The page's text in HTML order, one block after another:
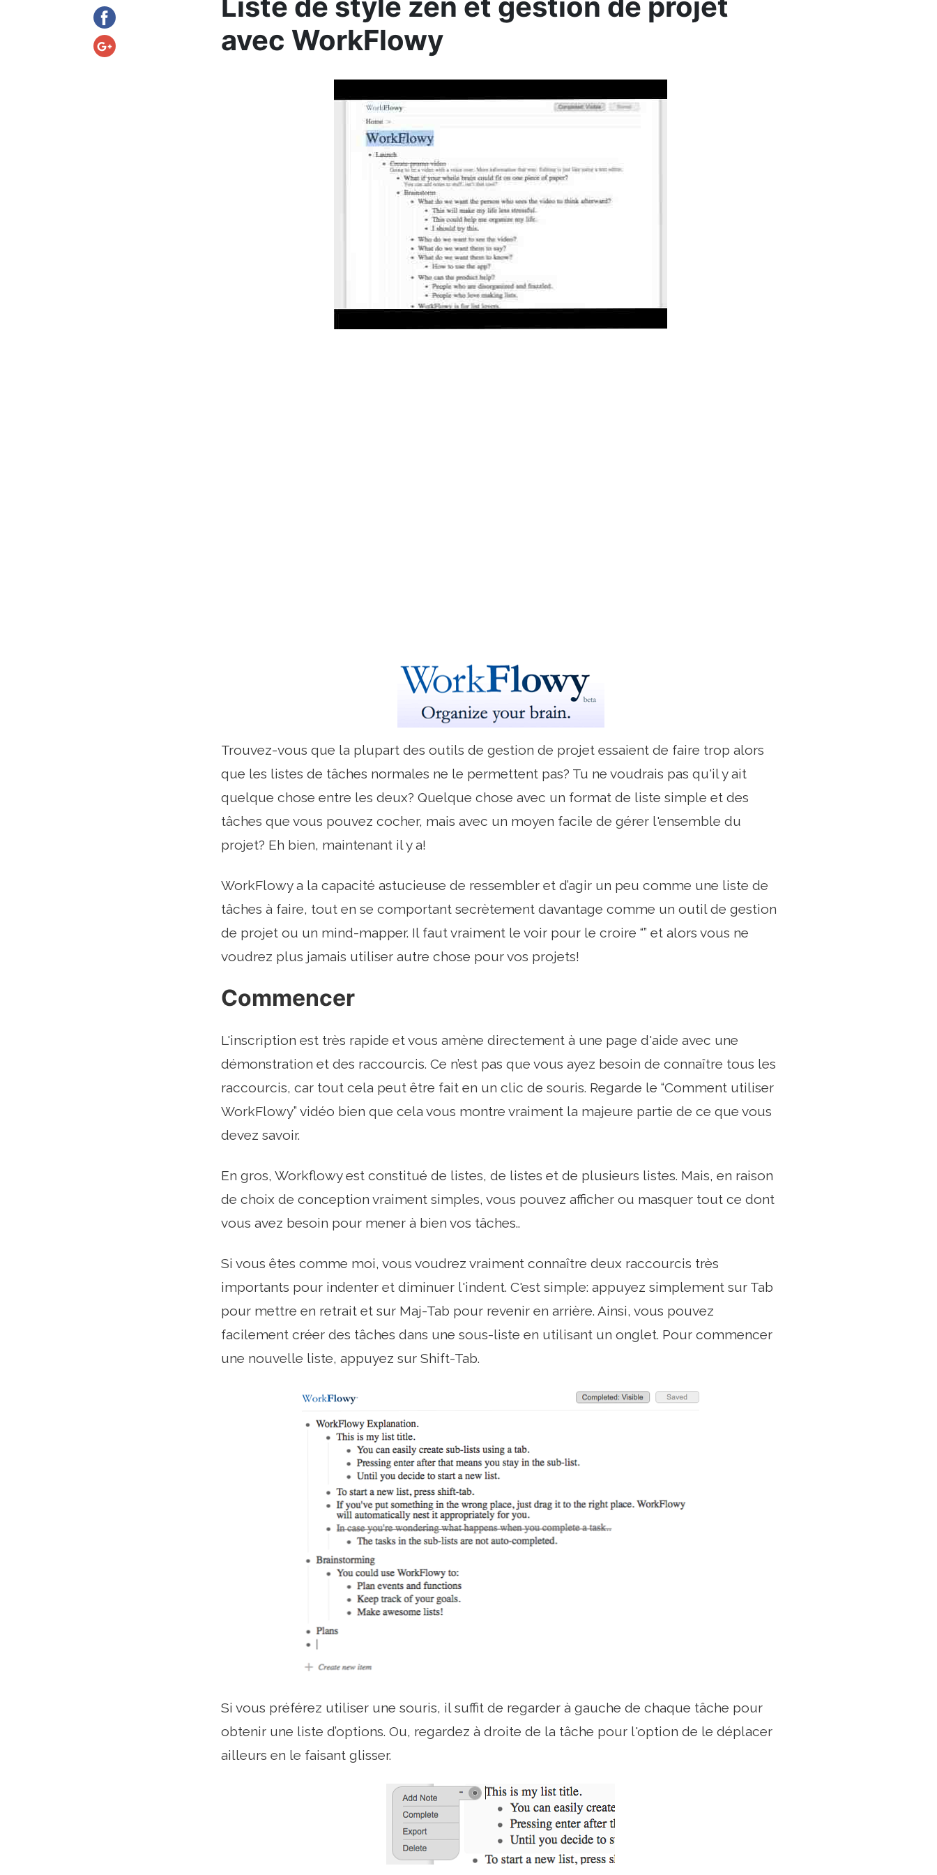
avec WorkFlowy
Trouvez-vous que la plupart des outils de gestion de projet essaient de faire trop alors
que les listes de tâches normales ne le permettent pas? Tu ne voudrais pas qu'il y ait
quelque chose entre les deux? Quelque chose avec un format de liste simple et des
tâches que vous pouvez cocher, mais avec un moyen facile de gérer l'ensemble du
projet? Eh bien, maintenant il y a!
WorkFlowy a la capacité astucieuse de ressembler et d’agir un peu comme une liste de
tâches à faire, tout en se comportant secrètement davantage comme un outil de gestion
de projet ou un mind-mapper. Il faut vraiment le voir pour le croire “” et alors vous ne
voudrez plus jamais utiliser autre chose pour vos projets!
Commencer
L'inscription est très rapide et vous amène directement à une page d'aide avec une
démonstration et des raccourcis. Ce n’est pas que vous ayez besoin de connaître tous les
raccourcis, car tout cela peut être fait en un clic de souris. Regarde le “Comment utiliser
WorkFlowy” vidéo bien que cela vous montre vraiment la majeure partie de ce que vous
devez savoir.
En gros, Workflowy est constitué de listes, de listes et de plusieurs listes. Mais, en raison
de choix de conception vraiment simples, vous pouvez afficher ou masquer tout ce dont
vous avez besoin pour mener à bien vos tâches..
Si vous êtes comme moi, vous voudrez vraiment connaître deux raccourcis très
importants pour indenter et diminuer l'indent. C'est simple: appuyez simplement sur Tab
pour mettre en retrait et sur Maj-Tab pour revenir en arrière. Ainsi, vous pouvez
facilement créer des tâches dans une sous-liste en utilisant un onglet. Pour commencer
une nouvelle liste, appuyez sur Shift-Tab.
Si vous préférez utiliser une souris, il suffit de regarder à gauche de chaque tâche pour
obtenir une liste d’options. Ou, regardez à droite de la tâche pour l'option de le déplacer
ailleurs en le faisant glisser.